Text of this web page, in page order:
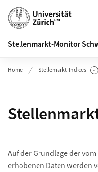
Header
Stellenmarkt-Monitor
Home Stellemarkt-Indices
Unterseiten anzeigen
Auf der Grundlage der
erhobenen Daten werden